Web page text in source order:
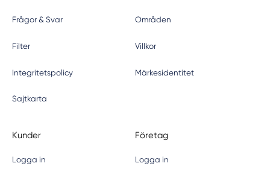
Frågor & Svar Områden
Filter Villkor
Integritetspolicy Märkesidentitet
Sajtkarta
Kunder
Logga in
Företag
Logga in